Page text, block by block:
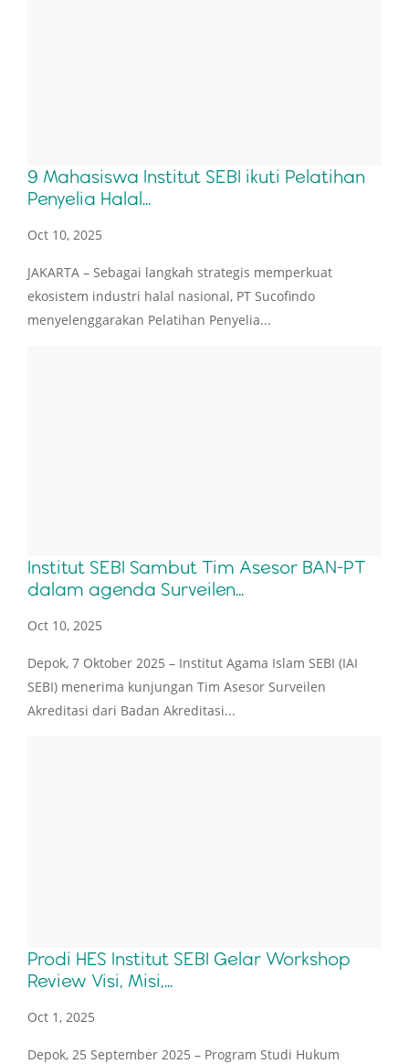
9 Mahasiswa Institut SEBI ikuti Pelatihan
Penyelia Halal...
Oct 10, 2025
JAKARTA – Sebagai langkah strategis memperkuat
ekosistem industri halal nasional, PT Sucofindo
menyelenggarakan Pelatihan Penyelia...
Institut SEBI Sambut Tim Asesor BAN-PT
dalam agenda Surveilen...
Oct 10, 2025
Depok, 7 Oktober 2025 – Institut Agama Islam SEBI (IAI
SEBI) menerima kunjungan Tim Asesor Surveilen
Akreditasi dari Badan Akreditasi...
Prodi HES Institut SEBI Gelar Workshop
Review Visi, Misi,...
Oct 1, 2025
Depok, 25 September 2025 – Program Studi Hukum